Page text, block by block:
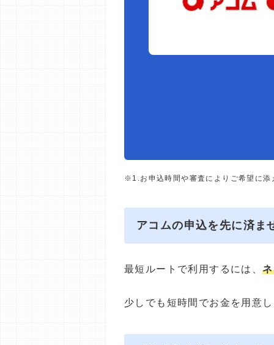
※1.お申込時間や審査によりご希望に添
アコムの申込を先に済ま
最短ルートで利用するには、
少しでも短時間でお金を用意